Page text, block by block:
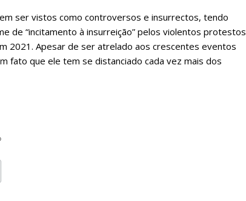
ser vistos como controversos e insurrectos, tendo
de “incitamento à insurreição” pelos violentos protestos
2021. Apesar de ser atrelado aos crescentes eventos
fato que ele tem se distanciado cada vez mais dos